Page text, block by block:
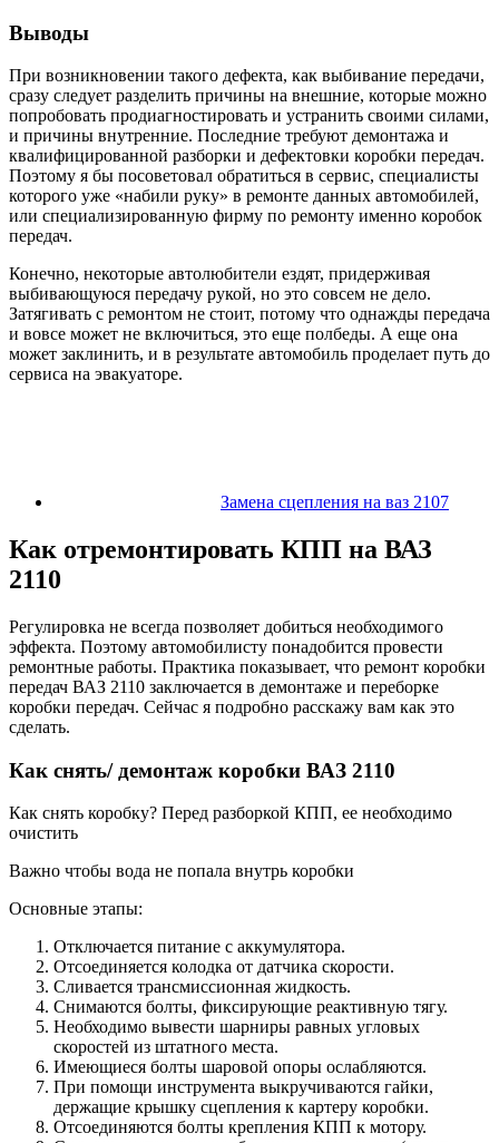
Выводы
При возникновении такого дефекта, как выбивание передачи,
сразу следует разделить причины на внешние, которые можно
попробовать продиагностировать и устранить своими силами,
и причины внутренние. Последние требуют демонтажа и
квалифицированной разборки и дефектовки коробки передач.
Поэтому я бы посоветовал обратиться в сервис, специалисты
которого уже «набили руку» в ремонте данных автомобилей,
или специализированную фирму по ремонту именно коробок
передач.
Конечно, некоторые автолюбители ездят, придерживая
выбивающуюся передачу рукой, но это совсем не дело.
Затягивать с ремонтом не стоит, потому что однажды передача
и вовсе может не включиться, это еще полбеды. А еще она
может заклинить, и в результате автомобиль проделает путь до
сервиса на эвакуаторе.
Замена сцепления на ваз 2107
Как отремонтировать КПП на ВАЗ
2110
Регулировка не всегда позволяет добиться необходимого
эффекта. Поэтому автомобилисту понадобится провести
ремонтные работы. Практика показывает, что ремонт коробки
передач ВАЗ 2110 заключается в демонтаже и переборке
коробки передач. Сейчас я подробно расскажу вам как это
сделать.
Как снять/ демонтаж коробки ВАЗ 2110
Как снять коробку? Перед разборкой КПП, ее необходимо
очистить
Важно чтобы вода не попала внутрь коробки
Основные этапы:
Отключается питание с аккумулятора.
Отсоединяется колодка от датчика скорости.
Сливается трансмиссионная жидкость.
Снимаются болты, фиксирующие реактивную тягу.
Необходимо вывести шарниры равных угловых
скоростей из штатного места.
Имеющиеся болты шаровой опоры ослабляются.
При помощи инструмента выкручиваются гайки,
держащие крышку сцепления к картеру коробки.
Отсоединяются болты крепления КПП к мотору.